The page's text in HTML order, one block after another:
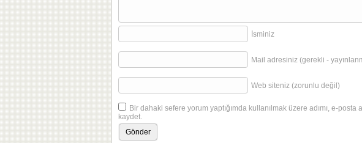
İsminiz
Mail adresiniz (gerekli -
Web siteniz (zorunlu değil)
Bir dahaki sefere yorum yaptığımda kullanılmak üzere adımı, e-
kaydet.